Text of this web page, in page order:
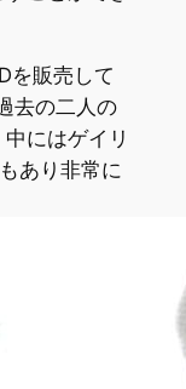
を販売して
去の二人の
にはゲイリ
あり非常に